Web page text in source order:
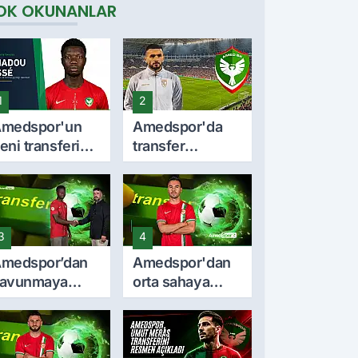
OKUNANLAR
transferi
Cissé
İşte
ve
giydiği
2
Amedspor'da
transfer
durmuyor! Milli
stoper Dellova
imza için
Türkiye'ye geldi
takviye:
Cissé
3 yıllık
4
Amedspor'dan
orta sahaya
önemli takviye:
Furkan Soyalp
ile sözleşme